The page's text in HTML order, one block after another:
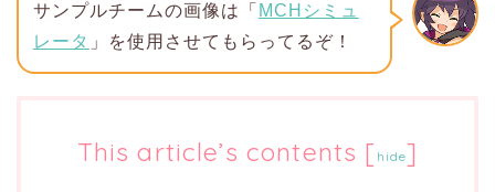
サンプルチームの画像は「 MCHシミュ
レータ 」を使用させてもらってるぞ！
This article’s contents [ hide]